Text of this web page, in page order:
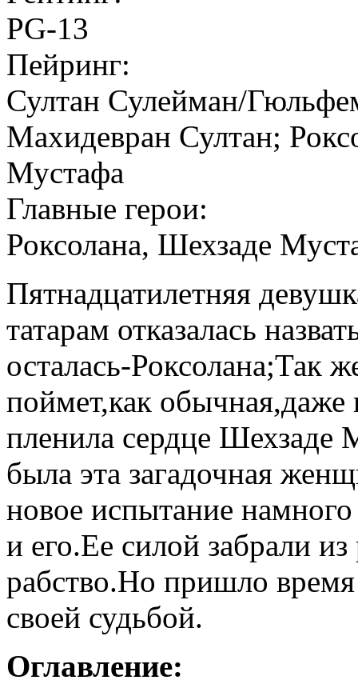
PG-13
Пейринг:
Султан Сулейман/
Махидевран Султан;
Мустафа
Главные герои:
Роксолана, Шехзаде
Пятнадцатилетняя
татарам отказалась
осталась-Роксолана;Так
поймет,как
пленила сердце Шехзаде
была эта загадочная
новое испытание
и его.Ее силой забрали
рабство.Но пришло
своей судьбой.
Оглавление: